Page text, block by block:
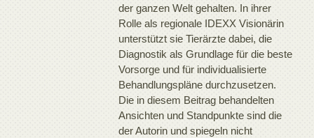
der ganzen Welt gehalten. In ihrer
Rolle als regionale IDEXX Visionärin
unterstützt sie Tierärzte dabei, die
Diagnostik als Grundlage für die beste
Vorsorge und für individualisierte
Behandlungspläne durchzusetzen.
Die in diesem Beitrag behandelten
Ansichten und Standpunkte sind die
der Autorin und spiegeln nicht